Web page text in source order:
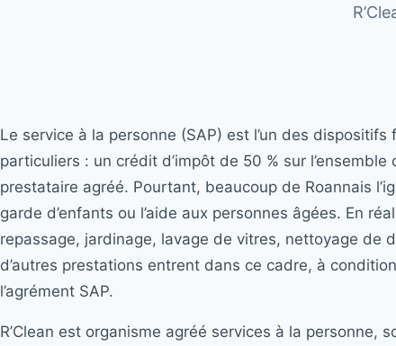
Le service à la personne (SAP) est l’un des
particuliers : un crédit d’impôt de 50 % sur
prestataire agréé. Pourtant, beaucoup de Roannais
garde d’enfants ou l’aide aux personnes âgées. En
repassage, jardinage, lavage de vitres, nettoyage de
d’autres prestations entrent dans ce cadre, à
l’agrément SAP.
R’Clean est organisme agréé services à la